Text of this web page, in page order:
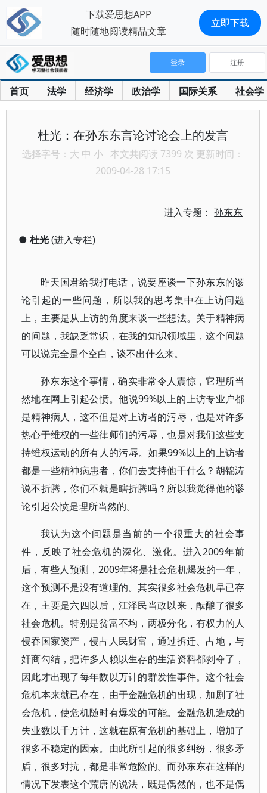
首页 法学 经济学 政治学 国际关系 社会学
登录 注册
杜光：在孙东东言论讨论会上的发言
选择字号： 大 中 小 本文共阅读 7399 次 更新时间：
2009-04-28 17:15
进入专题：孙东东
● 杜光(进入专栏)
昨天国君给我打电话，说要座谈一下孙东东的谬
论引起的一些问题，所以我的思考集中在上访问题
上，主要是从上访的角度来谈一些想法。关于精神病
的问题，我缺乏常识，在我的知识领域里，这个问题
可以说完全是个空白，谈不出什么来。
孙东东这个事情，确实非常令人震惊，它理所当
然地在网上引起公愤。他说99%以上的上访专业户都
是精神病人，这不但是对上访者的污辱，也是对许多
热心于维权的一些律师们的污辱，也是对我们这些支
持维权运动的所有人的污辱。如果99%以上的上访者
都是一些精神病患者，你们去支持他干什么？胡锦涛
说不折腾，你们不就是瞎折腾吗？所以我觉得他的谬
论引起公愤是理所当然的。
我认为这个问题是当前的一个很重大的社会事
件，反映了社会危机的深化、激化。进入2009年前
后，有些人预测，2009年将是社会危机爆发的一年，
这个预测不是没有道理的。其实很多社会危机早已存
在，主要是六四以后，江泽民当政以来，酝酿了很多
社会危机。特别是贫富不均，两极分化，有权力的人
侵吞国家资产，侵占人民财富，通过拆迁、占地，与
奸商勾结，把许多人赖以生存的生活资料都剥夺了，
因此才出现了每年数以万计的群发性事件。这个社会
危机本来就已存在，由于金融危机的出现，加剧了社
会危机，使危机随时有爆发的可能。金融危机造成的
失业数以千万计，这就在原有危机的基础上，增加了
很多不稳定的因素。由此所引起的很多纠纷，很多矛
盾，很多对抗，都是非常危险的。而孙东东在这样的
情况下发表这个荒唐的说法，既是偶然的，也不是偶
下载爱思想APP
随时随地阅读精品文章
立即下载